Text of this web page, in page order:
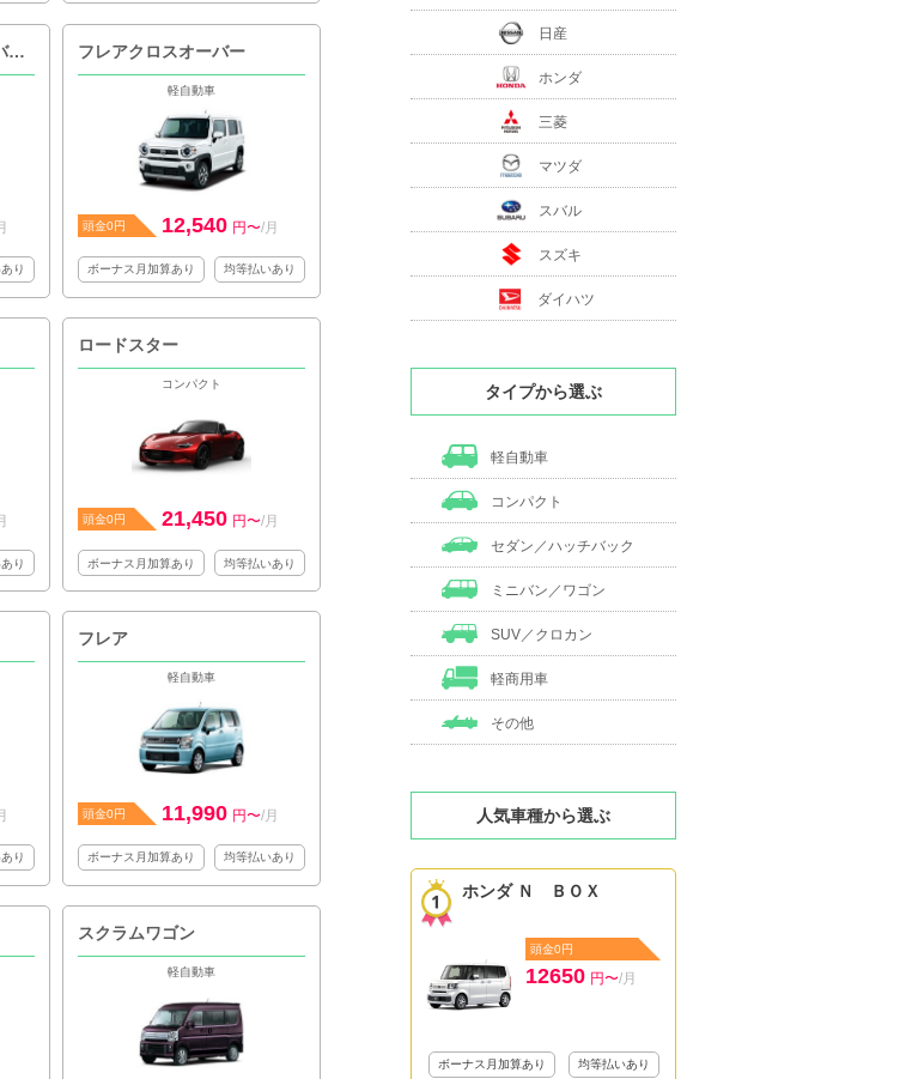
ＭＡＺＤＡ３ ファストバック
り
フレアクロスオーバー
軽自動車
頭金0円 12,540 円〜/月
ボーナス月加算あり 均等払いあり
り
ロードスター
コンパクト
頭金0円 21,450 円〜/月
ボーナス月加算あり 均等払いあり
り
フレア
軽自動車
頭金0円 11,990 円〜/月
ボーナス月加算あり 均等払いあり
スクラムワゴン
軽自動車
日産
ホンダ
三菱
マツダ
スバル
スズキ
ダイハツ
タイプから選ぶ
軽自動車
コンパクト
セダン／ハッチバック
ミニバン／ワゴン
SUV／クロカン
軽商用車
その他
人気車種から選ぶ
ホンダ Ｎ ＢＯＸ
頭金0円
12650 円〜/月
ボーナス月加算あり 均等払いあり